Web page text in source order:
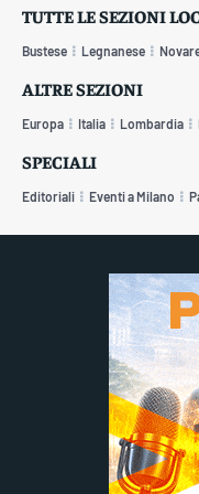
TUTTE LE SEZIONI
Bustese Legnanese
ALTRE SEZIONI
Europa Italia Lombardia
SPECIALI
Editoriali Eventi a Milano